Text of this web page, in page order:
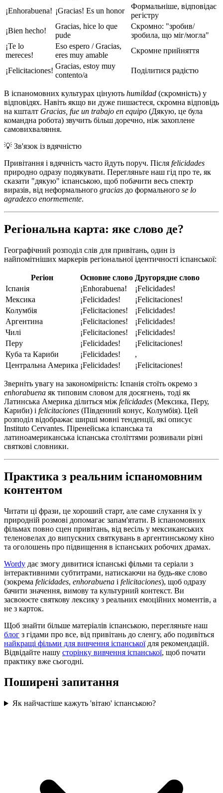
¡Enhorabuena! ¡Gracias! Es un honor
Формальніше, відповідає
регістру
¡Bien hecho!
Gracias, hice lo que
pude
Скромно: "зробив/
зробила, що міг/могла"
¡Te lo
mereces!
Eso espero / Gracias,
eres muy amable
Скромне прийняття
¡Felicitaciones!
Gracias, estoy muy
contento/a
Поділитися радістю
В іспаномовних культурах цінують humildad (скромність) у
відповідях. Навіть якщо ви дуже пишаєтеся, скромна відповідь
на кшталт Gracias, fue un trabajo en equipo (Дякую, це була
командна робота) звучить більш доречно, ніж захоплене
самовихваляння.
💡 Зв'язок із вдячністю
Привітання і вдячність часто йдуть поруч. Після felicidades
природно одразу подякувати. Перегляньте наш гід про те, як
сказати "дякую" іспанською, щоб побачити весь спектр
виразів, від неформального gracias до формального se lo
agradezco enormemente.
Регіональна карта: яке слово де?
Географічний розподіл слів для привітань, один із
найпомітніших маркерів регіональної ідентичності іспанської:
Регіон Основне слово Другорядне слово
Іспанія
¡Enhorabuena!
¡Felicidades!
Мексика
¡Felicidades!
¡Felicitaciones!
Колумбія
¡Felicitaciones!
¡Felicidades!
Аргентина
¡Felicitaciones!
¡Felicidades!
Чилі
¡Felicitaciones!
¡Felicidades!
Перу
¡Felicidades!
¡Felicitaciones!
Куба та Кариби
¡Felicidades!
,
Центральна Америка ¡Felicidades! ¡Felicitaciones!
Зверніть увагу на закономірність: Іспанія стоїть окремо з
enhorabuena як типовим словом для досягнень, тоді як
Латинська Америка ділиться між felicidades (Мексика, Перу,
Кариби) і felicitaciones (Південний конус, Колумбія). Цей
розподіл відображає ширші мовні тенденції, які описує
Instituto Cervantes. Піренейська іспанська та
латиноамериканська іспанська століттями розвивали різні
святкові словники.
Практика з реальним іспаномовним
контентом
Читати ці фрази, це хороший старт, але саме слухання їх у
природній розмові допомагає запам'ятати. В іспаномовних
фільмах повно сцен привітань, від весіль у мексиканських
теленовелах до випускних святкувань в аргентинському кіно
та оголошень про підвищення в іспанських робочих драмах.
Wordy дає змогу дивитися іспанські фільми та серіали з
інтерактивними субтитрами, натискаючи на будь-яке слово
(зокрема felicidades, enhorabuena і felicitaciones), щоб одразу
бачити значення, вимову та культурний контекст. Ви
засвоюєте святкову лексику з реальних емоційних моментів, а
не з карток.
Щоб знайти більше матеріалів іспанською, перегляньте наш
блог з гідами про все, від привітань до сленгу, або подивіться
найкращі фільми для вивчення іспанськоїдля рекомендацій.
Відвідайте нашу сторінку вивчення іспанської, щоб почати
практику вже сьогодні.
Поширені запитання
Як найчастіше кажуть 'вітаю' іспанською?